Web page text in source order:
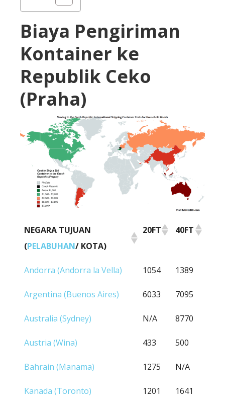
Biaya Pengiriman
Kontainer ke
Republik Ceko
(Praha)
NEGARA TUJUAN
(PELABUHAN/ KOTA)
20FT 40FT
NEGARA TUJUAN
20FT 40FT
Andorra (Andorra la Vella) 1054 1389
Argentina (Buenos Aires) 6033 7095
Australia (Sydney) N/A 8770
Austria (Wina) 433 500
Bahrain (Manama) 1275 N/A
Kanada (Toronto) 1201 1641